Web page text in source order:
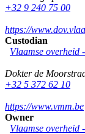
+32 9 240 75 00
https://
Custodian
Vlaamse overheid
Dokter de
+32 5 372 62 10
https://www.vmm.be
Owner
Vlaamse overheid